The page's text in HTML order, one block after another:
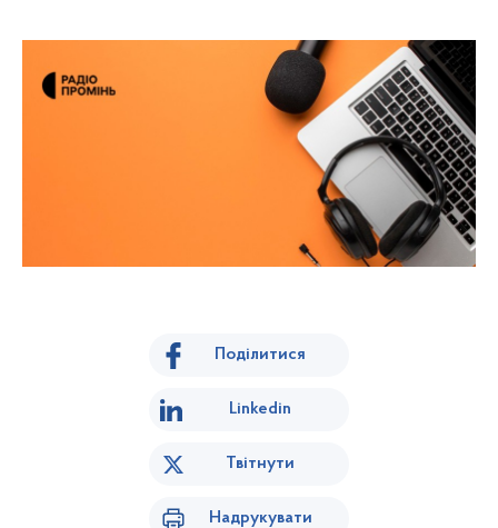
Поділитися
Linkedin
Твітнути
Надрукувати